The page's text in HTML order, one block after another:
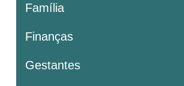
Família
Finanças
Gestantes